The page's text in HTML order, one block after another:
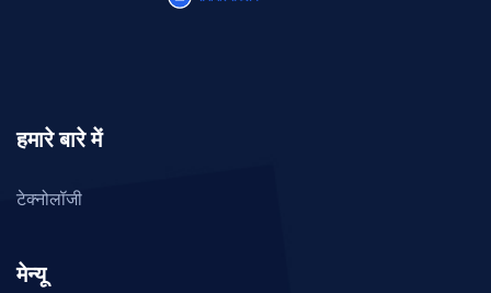
हमारे बारे में
टेक्नोलॉजी
मेन्यू